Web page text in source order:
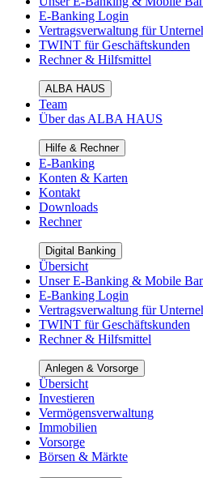
E-Banking Login
Vertragsverwaltung für
TWINT für Geschäftskunden
Rechner & Hilfsmittel
ALBA HAUS
Team
Über das ALBA HAUS
Hilfe & Rechner
E-Banking
Konten & Karten
Kontakt
Downloads
Rechner
Digital Banking
Übersicht
Unser E-Banking & Mobile
E-Banking Login
Vertragsverwaltung für
TWINT für Geschäftskunden
Rechner & Hilfsmittel
Anlegen & Vorsorge
Übersicht
Investieren
Vermögensverwaltung
Immobilien
Vorsorge
Börsen & Märkte